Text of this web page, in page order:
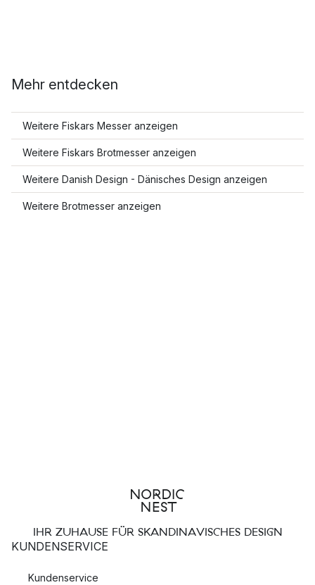
Mehr entdecken
Weitere Fiskars Messer anzeigen
Weitere Fiskars Brotmesser anzeigen
Weitere Danish Design - Dänisches Design anzeigen
Weitere Brotmesser anzeigen
IHR ZUHAUSE FÜR SKANDINAVISCHES DESIGN
KUNDENSERVICE
Kundenservice